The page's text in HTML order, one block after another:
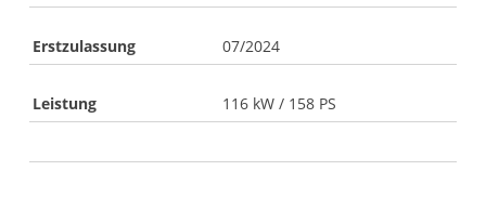
Erstzulassung 07/2024
Leistung 116 kW / 158 PS